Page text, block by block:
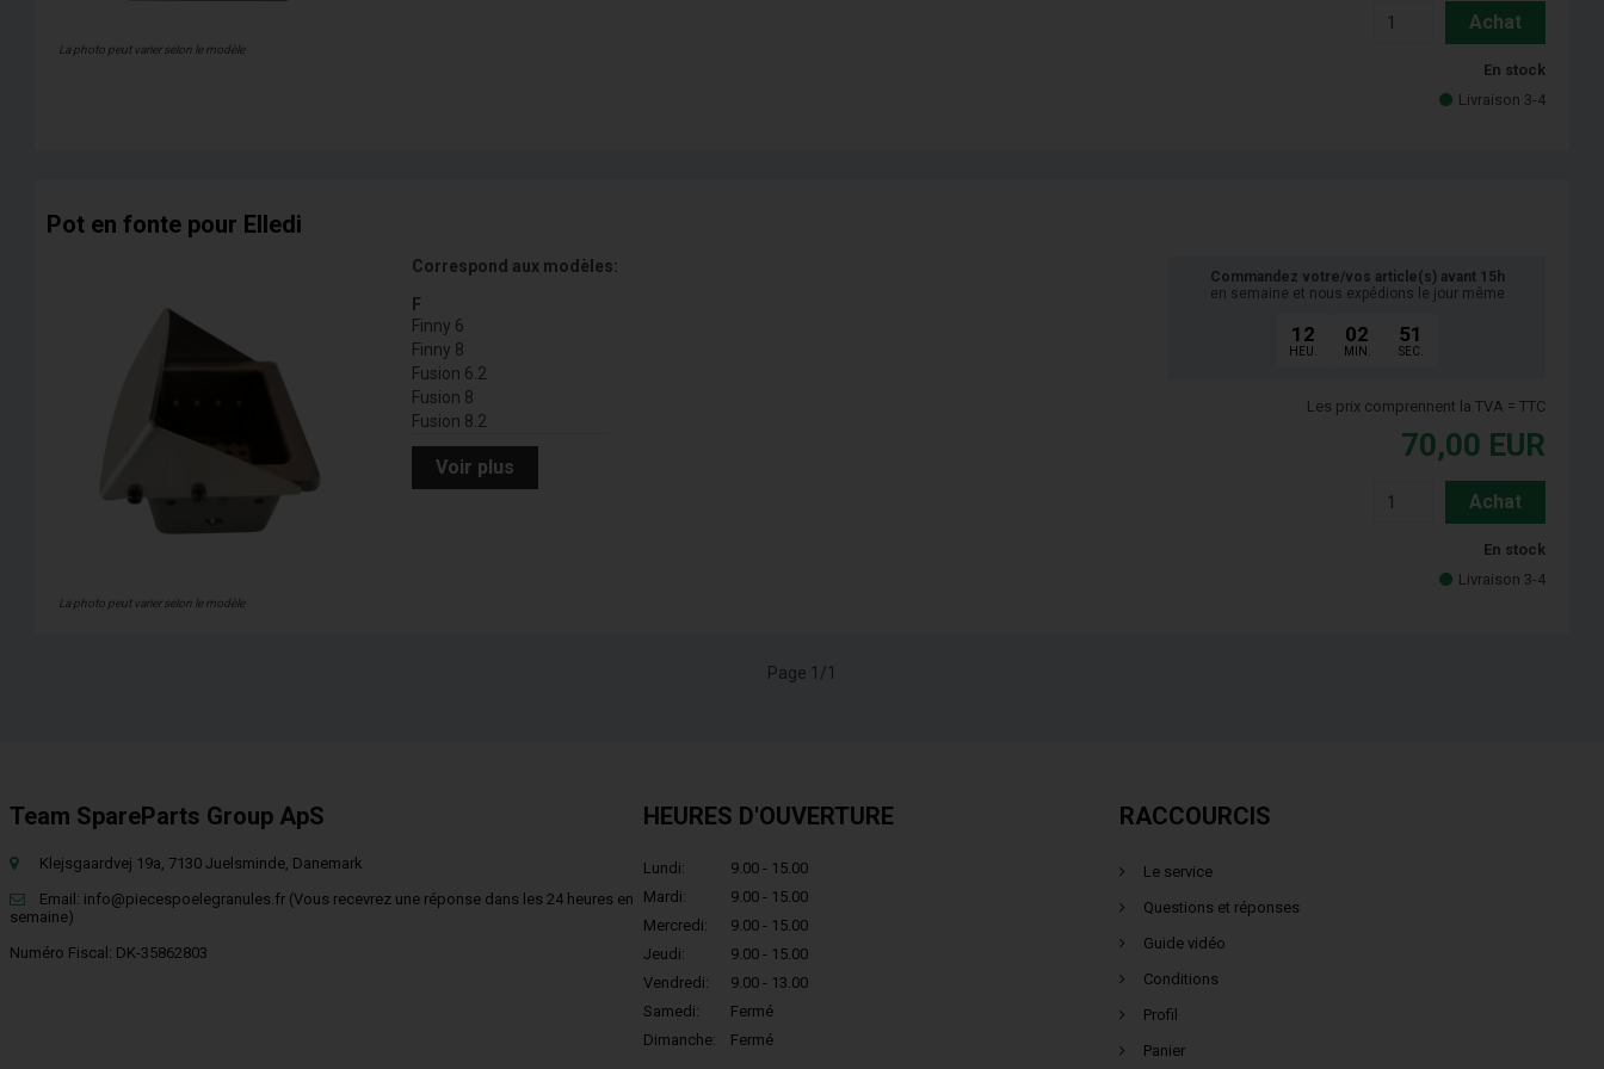
La photo peut varier selon le modèle
Achat
En stock
Livraison 3-4
Pot en fonte pour Elledi
La photo peut varier selon le modèle
Correspond aux modèles:
F
Finny 6
Finny 8
Fusion 6.2
Fusion 8
Fusion 8.2
Voir plus
Commandez votre/vos article(s) avant 15h
en semaine et nous expédions le jour même
12
HEU.
02
MIN.
50
SEC.
Les prix comprennent la TVA = TTC
70,00 EUR
Achat
En stock
Livraison 3-4
Page 1/1
Team SpareParts Group ApS
Klejsgaardvej 19a, 7130 Juelsminde, Danemark
Email: info@piecespoelegranules.fr (Vous recevrez une réponse dans les 24 heures en
semaine)
Numéro Fiscal: DK-35862803
HEURES D'OUVERTURE
Lundi:
9.00 - 15.00
Mardi:
9.00 - 15.00
Mercredi:
9.00 - 15.00
Jeudi:
9.00 - 15.00
Vendredi:
9.00 - 13.00
Samedi:
Fermé
Dimanche:
Fermé
RACCOURCIS
Le service
Questions et réponses
Guide vidéo
Conditions
Profil
Panier